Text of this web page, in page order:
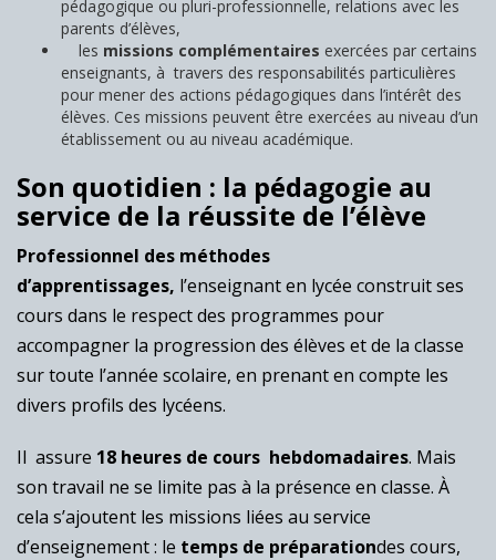
pédagogique ou pluri-professionnelle, relations avec les
parents d’élèves,
les missions complémentaires exercées par certains
enseignants, à travers des responsabilités particulières
pour mener des actions pédagogiques dans l’intérêt des
élèves. Ces missions peuvent être exercées au niveau d’un
établissement ou au niveau académique.
Son quotidien : la pédagogie au
service de la réussite de l’élève
Professionnel des méthodes
d’apprentissages, l’enseignant en lycée construit ses
cours dans le respect des programmes pour
accompagner la progression des élèves et de la classe
sur toute l’année scolaire, en prenant en compte les
divers profils des lycéens.
Il assure 18 heures de cours hebdomadaires. Mais
son travail ne se limite pas à la présence en classe. À
cela s’ajoutent les missions liées au service
d’enseignement : le temps de préparationdes cours,